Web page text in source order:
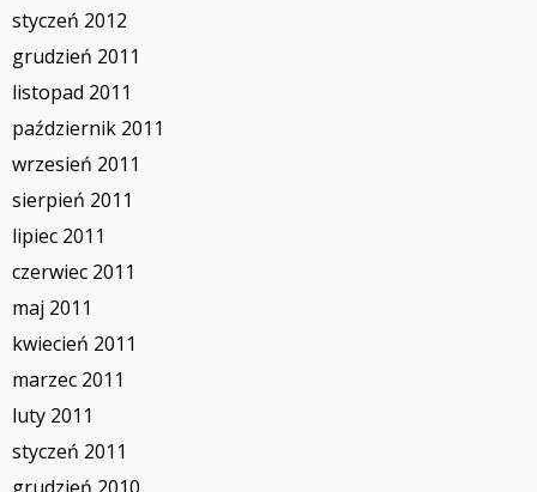
styczeń 2012
grudzień 2011
listopad 2011
październik 2011
wrzesień 2011
sierpień 2011
lipiec 2011
czerwiec 2011
maj 2011
kwiecień 2011
marzec 2011
luty 2011
styczeń 2011